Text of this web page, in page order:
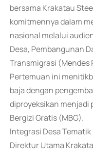
bersama Krakatau
komitmennya dalam
nasional melalui
Desa, Pembangunan
Transmigrasi (Mendes
Pertemuan ini
baja dengan
diproyeksikan menjadi
Bergizi Gratis (MBG).
Integrasi Desa
Direktur Utama